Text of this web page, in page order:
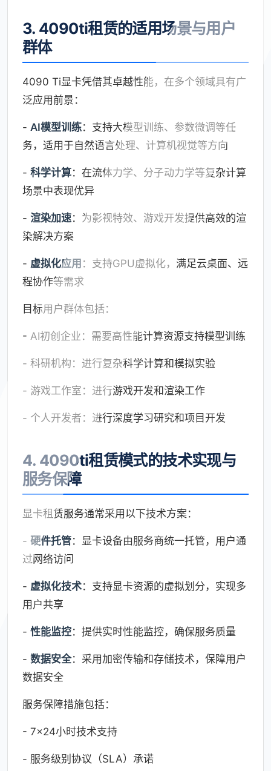
3. 4090ti租赁的适用场景与用户
群体
4090 Ti显卡凭借其卓越性能，在多个领域具有广
泛应用前景：
- AI模型训练：支持大模型训练、参数微调等任
务，适用于自然语言处理、计算机视觉等方向
- 科学计算：在流体力学、分子动力学等复杂计算
场景中表现优异
- 渲染加速：为影视特效、游戏开发提供高效的渲
染解决方案
- 虚拟化应用 ：支持GPU虚拟化，满足云桌面、远
程协作等需求
目标用户群体包括：
- AI初创企业：需要高性能计算资源支持模型训练
- 科研机构：进行复杂科学计算和模拟实验
- 游戏工作室：进行游戏开发和渲染工作
- 个人开发者：进行深度学习研究和项目开发
4. 4090ti租赁模式的技术实现与
服务保障
显卡租赁服务通常采用以下技术方案：
- 硬件托管：显卡设备由服务商统一托管，用户通
过网络访问
- 虚拟化技术：支持显卡资源的虚拟划分，实现多
用户共享
- 性能监控：提供实时性能监控，确保服务质量
- 数据安全：采用加密传输和存储技术，保障用户
数据安全
服务保障措施包括：
- 7×24小时技术支持
- 服务级别协议（SLA）承诺